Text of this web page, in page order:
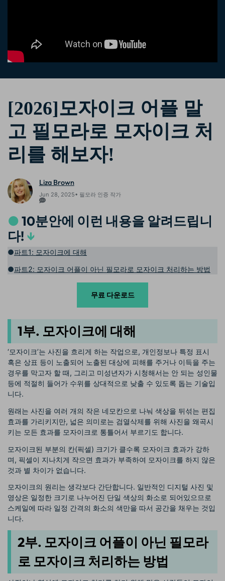
[2026]모자이크 어플 말
고 필모라로 모자이크 처
리를 해보자!
Liza Brown
Jun 28, 2025• 필모라 인증 작가
●10분안에 이런 내용을 알려드립니
다! ↓
●파트1: 모자이크에 대해
●파트2: 모자이크 어플이 아닌 필모라로 모자이크 처리하는 방법
무료 다운로드
1부. 모자이크에 대해
‘모자이크’는 사진을 흐리게 하는 작업으로, 개인정보나 특정 표시
혹은 상표 등이 노출되어 노출된 대상에 피해를 주거나 이득을 주는
경우를 막고자 할 때, 그리고 미성년자가 시청해서는 안 되는 성인물
등에 적절히 들어가 수위를 상대적으로 낮출 수 있도록 돕는 기술입
니다.
원래는 사진을 여러 개의 작은 네모칸으로 나눠 색상을 뒤섞는 편집
효과를 가리키지만, 넓은 의미로는 검열삭제를 위해 사진을 왜곡시
키는 모든 효과를 모자이크로 통틀어서 부르기도 합니다.
모자이크된 부분의 칸(픽셀) 크기가 클수록 모자이크 효과가 강하
며, 픽셀이 지나치게 작으면 효과가 부족하여 모자이크를 하지 않은
것과 별 차이가 없습니다.
모자이크의 원리는 생각보다 간단합니다. 일반적인 디지털 사진 및
영상은 일정한 크기로 나누어진 단일 색상의 화소로 되어있으므로
스케일에 따라 일정 간격의 화소의 색만을 따서 공간을 채우는 것입
니다.
2부. 모자이크 어플이 아닌 필모라
로 모자이크 처리하는 방법